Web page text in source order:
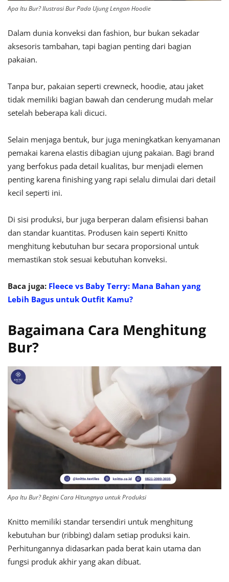
Apa Itu Bur? Ilustrasi Bur Pada Ujung Lengan Hoodie
Dalam dunia konveksi dan fashion, bur bukan sekadar
aksesoris tambahan, tapi bagian penting dari bagian
pakaian.
Tanpa bur, pakaian seperti crewneck, hoodie, atau jaket
tidak memiliki bagian bawah dan cenderung mudah melar
setelah beberapa kali dicuci.
Selain menjaga bentuk, bur juga meningkatkan kenyamanan
pemakai karena elastis dibagian ujung pakaian. Bagi brand
yang berfokus pada detail kualitas, bur menjadi elemen
penting karena finishing yang rapi selalu dimulai dari detail
kecil seperti ini.
Di sisi produksi, bur juga berperan dalam efisiensi bahan
dan standar kuantitas. Produsen kain seperti Knitto
menghitung kebutuhan bur secara proporsional untuk
memastikan stok sesuai kebutuhan konveksi.
Baca juga: Fleece vs Baby Terry: Mana Bahan yang
Lebih Bagus untuk Outfit Kamu?
Bagaimana Cara Menghitung
Bur?
Apa Itu Bur? Begini Cara Hitungnya untuk Produksi
Knitto memiliki standar tersendiri untuk menghitung
kebutuhan bur (ribbing) dalam setiap produksi kain.
Perhitungannya didasarkan pada berat kain utama dan
fungsi produk akhir yang akan dibuat.